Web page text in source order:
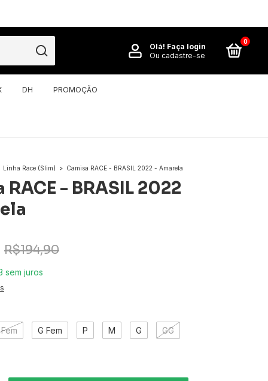
Olá! Faça login
Ou cadastre-se
0
DH PROMOÇÃO
Linha Race (Slim) > Camisa RACE - BRASIL 2022 - Amarela
RACE - BRASIL 2022
R$194,90
sem juros
G Fem P M G GG